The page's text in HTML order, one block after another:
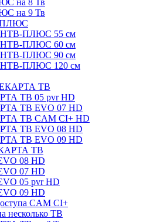
на 8 Тв
на 9 Тв
ПЛЮС
НТВ-ПЛЮС 55 см
НТВ-ПЛЮС 60 см
НТВ-ПЛЮС 90 см
НТВ-ПЛЮС 120 см
ТВ
ТВ 05 pvr HD
ТВ EVO 07 HD
ТВ CAM CI+ HD
ТВ EVO 08 HD
ТВ EVO 09 HD
ТВ
08 HD
07 HD
05 pvr HD
09 HD
CAM CI+
ТВ